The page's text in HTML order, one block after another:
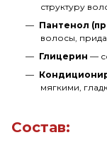
структуру
Пантенол
волосы,
Глицерин —
мягкими,
Состав: